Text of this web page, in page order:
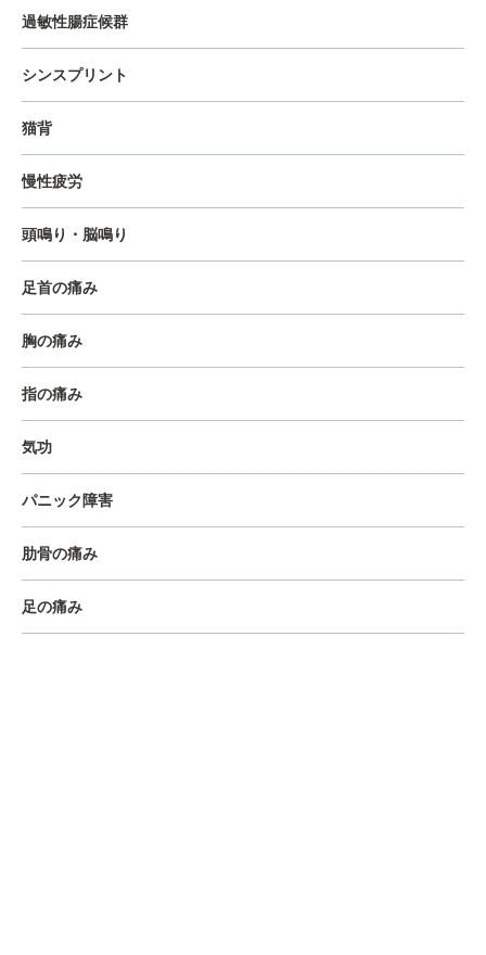
過敏性腸症候群
シンスプリント
猫背
慢性疲労
頭鳴り・脳鳴り
足首の痛み
胸の痛み
指の痛み
気功
パニック障害
肋骨の痛み
足の痛み